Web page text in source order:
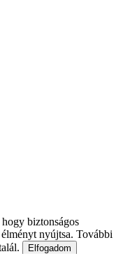
biztonságos
nyújtsa. További
Elfogadom